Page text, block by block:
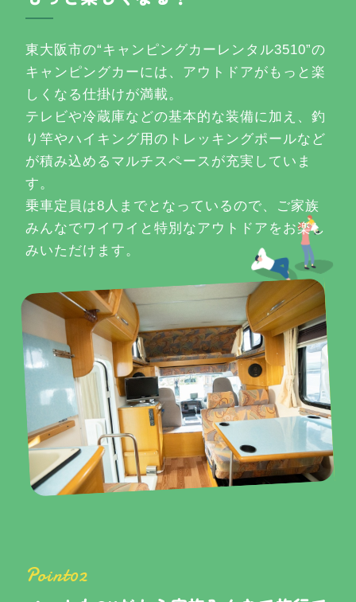
東大阪市の“キャンピングカーレンタル3510”の
キャンピングカーには、アウトドアがもっと楽
しくなる仕掛けが満載。
テレビや冷蔵庫などの基本的な装備に加え、釣
り竿やハイキング用のトレッキングポールなど
が積み込めるマルチスペースが充実していま
す。
乗車定員は8人までとなっているので、ご家族
みんなでワイワイと特別なアウトドアをお楽し
みいただけます。
Point02